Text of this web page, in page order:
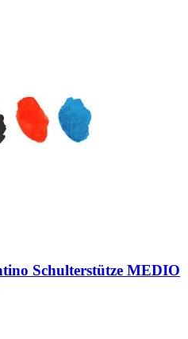
Schulterstütze MEDIO